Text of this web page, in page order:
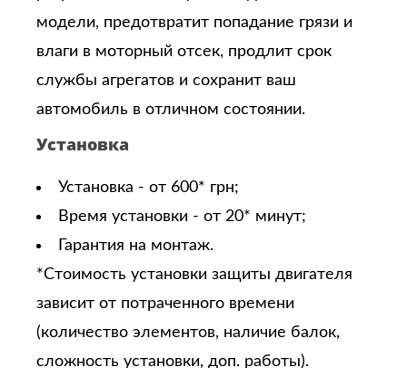
модели, предотвратит попадание грязи и
влаги в моторный отсек, продлит срок
службы агрегатов и сохранит ваш
автомобиль в отличном состоянии.
Установка
Установка - от 600* грн;
Время установки - от 20* минут;
Гарантия на монтаж.
*Стоимость установки защиты двигателя
зависит от потраченного времени
(количество элементов, наличие балок,
сложность установки, доп. работы).